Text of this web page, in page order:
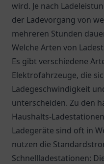
wird. Je nach
der Ladevorgang von
mehreren Stunden
Welche Arten von
Es gibt verschiedene
Elektrofahrzeuge, die
Ladegeschwindigkeit
unterscheiden. Zu den
Haushalts-
Ladegeräte sind oft in
nutzen die
Schnellladestationen: